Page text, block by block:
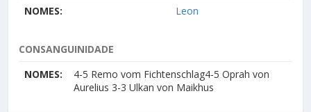
NOMES:
Leon
CONSANGUINIDADE
NOMES:
4-5 Remo vom Fichtenschlag4-5 Oprah von
Aurelius 3-3 Ulkan von Maikhus